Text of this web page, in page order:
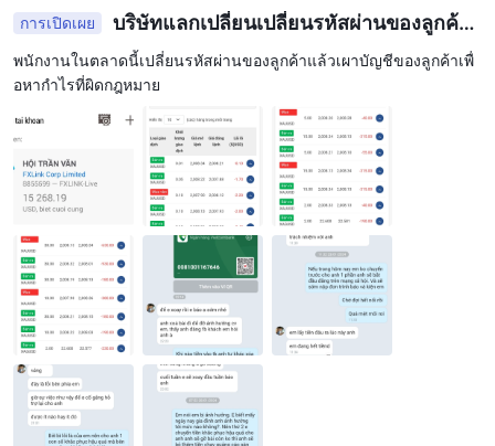
ในทางกลับกัน บัญชีมาตรฐานมีสเปรดที่กว้างขึ้น เริ่มต้นจาก 20
คะแนน ซึ่งอาจเหมาะสำหรับเทรดเดอร์ที่ต้องการเงื่อนไขการซื้อขาย
มาตรฐาน ผู้ถือบัญชี ECN จะต้องปฏิบัติตาม
ค่าคอมมิชชั่น $6 ต่อ
ซึ่งเป็นต้นทุนคงที่ที่เกี่ยวข้องกับการซื้อขายในบัญชีประเภทนี้
ด้วยการนำเสนอสเปรดและโครงสร้างค่าคอมมิชชั่นที่แตกต่างกันเหล่า
นี้ FXLINK มีจุดมุ่งหมายเพื่อตอบสนองเทรดเดอร์ที่มีกลยุทธ์และความ
เสี่ยงที่หลากหลาย เพื่อให้มั่นใจว่าจะได้รับประสบการณ์การซื้อขายที่
ครอบคลุมและปรับแต่งได้ ผู้ค้าควรพิจารณาทั้งค่าสเปรดและค่า
คอมมิชชั่นเมื่อประเมินต้นทุนการซื้อขายในบัญชีประเภทต่างๆ และ
เลือกบัญชีที่สอดคล้องกับสไตล์และวัตถุประสงค์การซื้อขายของพวก
เขามากที่สุด
ด้านล่างนี้คือตารางเปรียบเทียบสเปรดและค่าคอมมิชชั่นที่เรียกเก็บ
โดยโบรกเกอร์ต่างๆ:
หมายเหตุ: ข้อมูลที่แสดงในตารางนี้อาจมีการเปลี่ยนแปลงได้ และขอ
แนะนำให้ตรวจสอบกับเว็บไซต์ทางการของโบรกเกอร์เสมอสำหรับ
ข้อมูลล่าสุดเกี่ยวกับสเปรดและค่าคอมมิชชัน
การเปิดเผย
บริษัทแลกเปลี่ยนเปลี่ยนรหัสผ่านของลูกค้า
แล้วทำลาย
พนักงานในตลาดนี้เปลี่ยนรหัสผ่านของลูกค้าแล้วเผาบัญชีของลูกค้าเพื่
อหากำไรที่ผิดกฎหมาย